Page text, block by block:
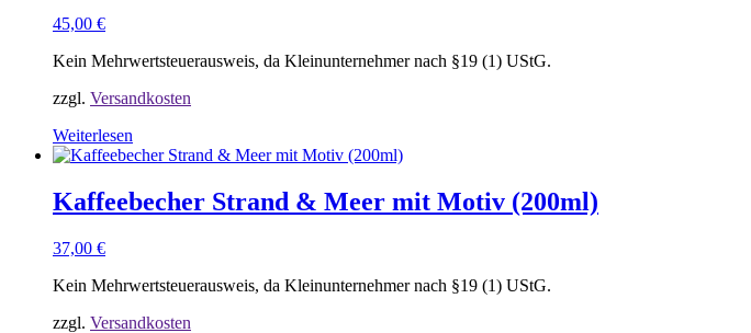
auf.
Optionen
auf
der
Produktseite
gewählt
45,00 €
Kein Mehrwertsteuerausweis, da Kleinunternehmer nach §19 (1) UStG.
zzgl. Versandkosten
Weiterlesen
Kaffeebecher Strand & Meer mit Motiv (200ml)
37,00 €
Kein Mehrwertsteuerausweis, da Kleinunternehmer nach §19 (1) UStG.
zzgl. Versandkosten